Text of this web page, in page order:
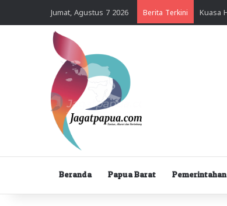
Jumat, Agustus 7 2026 Berita Terkini
Beranda Papua Barat Pemerintahan